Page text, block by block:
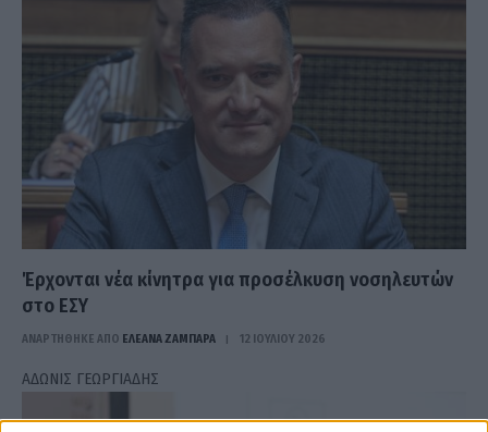
Έρχονται νέα κίνητρα για προσέλκυση νοσηλευτών
στο ΕΣΥ
ΑΝΑΡΤΗΘΗΚΕ ΑΠΟ ΕΛΕΑΝΑ ΖΑΜΠΑΡΑ 12 ΙΟΥΛΊΟΥ 2026
ΑΔΩΝΙΣ ΓΕΩΡΓΙΑΔΗΣ